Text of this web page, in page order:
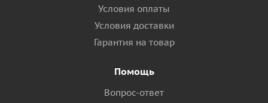
Условия оплаты
Условия доставки
Гарантия на товар
Помощь
Вопрос-ответ